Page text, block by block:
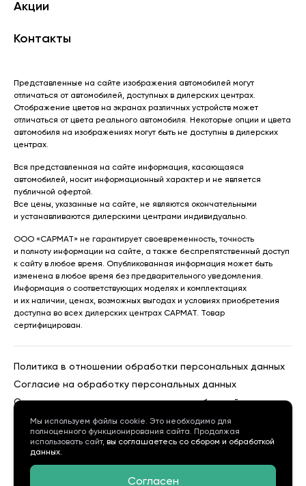
Акции
Контакты
Представленные на сайте изображения автомобилей могут
отличаться от автомобилей, доступных в дилерских центрах.
Отображение цветов на экранах различных устройств может
отличаться от цвета реального автомобиля. Некоторые опции и цвета
автомобиля на изображениях могут быть не доступны в дилерских
центрах.
Вся представленная на сайте информация, касающаяся
автомобилей, носит информационный характер и не является
публичной офертой.
Все цены, указанные на сайте, не являются окончательными
и устанавливаются дилерскими центрами индивидуально.
ООО «САРМАТ» не гарантирует своевременность, точность
и полноту информации на сайте, а также беспрепятственный доступ
к сайту в любое время. Опубликованная информация может быть
изменена в любое время без предварительного уведомления.
Информация о соответствующих моделях и комплектациях
и их наличии, ценах, возможных выгодах и условиях приобретения
доступна во всех дилерских центрах САРМАТ. Товар
сертифицирован.
Политика в отношении обработки персональных данных
Согласие на обработку персональных данных
Согласие на получение рекламных сообщений
Политика использования cookies
Мы используем файлы cookie. Это необходимо для
полноценного функционирования сайта. Продолжая
использовать сайт, вы соглашаетесь со сбором и обработкой
данных.
Согласен